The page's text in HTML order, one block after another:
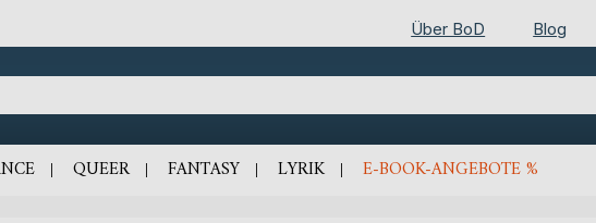
Über BoD Blog
QUEER FANTASY LYRIK E-BOOK-ANGEBOTE %